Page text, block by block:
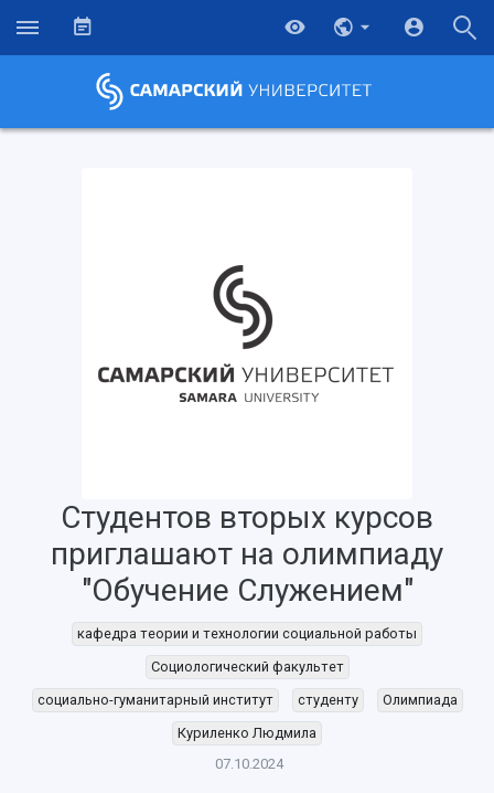
Об университете
История
Ключевые факты
Попечительский совет
Новости
Главные новости
Бортжурнал
Объявления
События
СМИ об университете
Образование
Почему я выбираю Самарский университет?
Абитуриенту
Бакалавриат и специалитет
Магистратура
Аспирантура
Дополнительное образование
Научно-исследовательская деятельность
Основные научные направления
Научные школы и ведущие научные коллективы
Диссертационные советы
Подготовка научных кадров
Конкурс на замещение должностей научных
Научные проекты и темы
Студентов вторых курсов
приглашают на олимпиаду
"Обучение Служением"
кафедра теории и технологии социальной работы
Социологический факультет
социально-гуманитарный институт
студенту
Олимпиада
Куриленко Людмила
07.10.2024